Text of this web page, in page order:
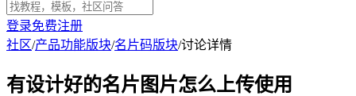
登录免费注册
社区/产品功能版块/名片码版块/讨论详情
有设计好的名片图片怎么上传使用